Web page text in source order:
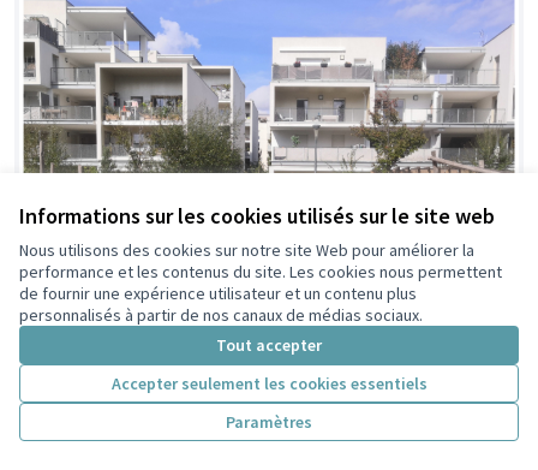
Informations sur les cookies utilisés sur le site web
Nous utilisons des cookies sur notre site Web pour améliorer la
performance et les contenus du site. Les cookies nous permettent
de fournir une expérience utilisateur et un contenu plus
personnalisés à partir de nos canaux de médias sociaux.
Tout accepter
Accepter seulement les cookies essentiels
Paramètres